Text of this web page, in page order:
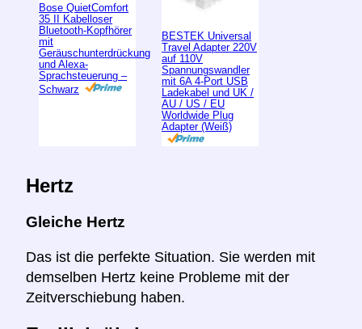
Bose QuietComfort
35 II Kabelloser
Bluetooth-Kopfhörer
mit
Geräuschunterdrückung
und Alexa-
Sprachsteuerung –
Schwarz
BESTEK Universal
Travel Adapter 220V
auf 110V
Spannungswandler
mit 6A 4-Port USB
Ladekabel und UK /
AU / US / EU
Worldwide Plug
Adapter (Weiß)
Hertz
Gleiche Hertz
Das ist die perfekte Situation. Sie werden mit
demselben Hertz keine Probleme mit der
Zeitverschiebung haben.